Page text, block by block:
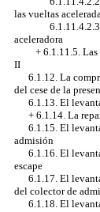
las vueltas
aceleradora
+ 6.1.11.5.
II
6.1.12. La
del cese de la
6.1.13. El
+ 6.1.14. La
6.1.15. El
admisión
6.1.16. El
escape
6.1.17. El
del colector de
6.1.18. El